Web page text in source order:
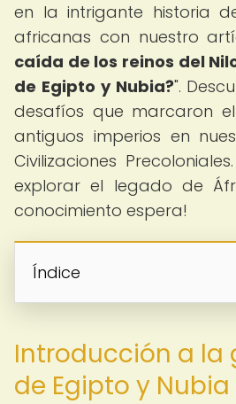
en la intrigante historia
africanas con nuestro
caída de los reinos del
de Egipto y Nubia?".
desafíos que marcaron
antiguos imperios en
Civilizaciones
explorar el legado de
conocimiento espera!
Índice
Introducción a la
de Egipto y Nubia